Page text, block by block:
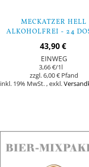
MECKATZER HELL
ALKOHOLFREI - 24
43,90 €
EINWEG
3,66 €/1l
6,00 €
inkl. 19% MwSt.,exkl.